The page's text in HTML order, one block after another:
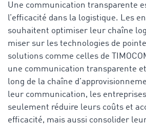
Une communication transparente
l’efficacité dans la logistique. Les
souhaitent optimiser leur chaîne
miser sur les technologies de
solutions comme celles de
une communication transparente
long de la chaîne
leur communication, les
seulement réduire leurs coûts et
efficacité, mais aussi consolider